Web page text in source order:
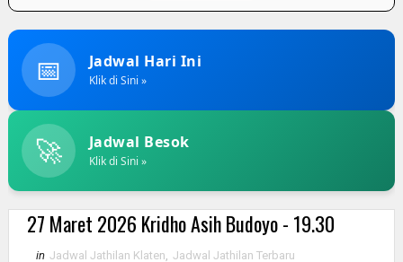
📅 Jadwal Hari Ini
Klik di Sini »
🚀 Jadwal Besok
Klik di Sini »
27 Maret 2026 Kridho Asih Budoyo - 19.30
in Jadwal Jathilan Klaten Jadwal Jathilan Terbaru